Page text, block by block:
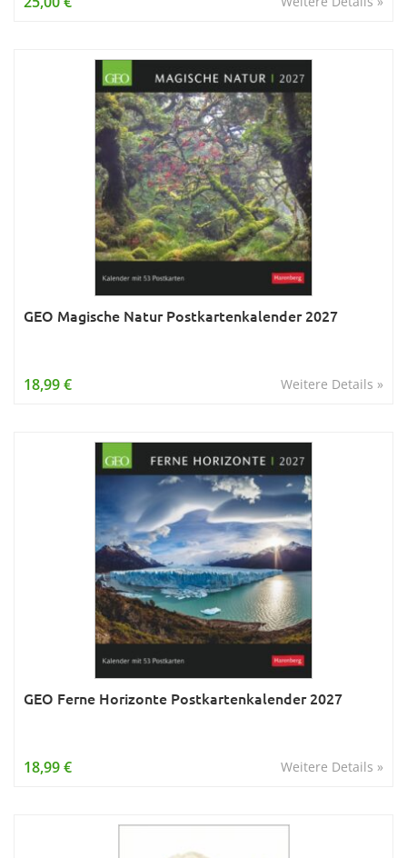
GEO Magische Natur Postkartenkalender 2027
Weitere Details »
18,99 €
GEO Ferne Horizonte Postkartenkalender 2027
Weitere Details »
18,99 €